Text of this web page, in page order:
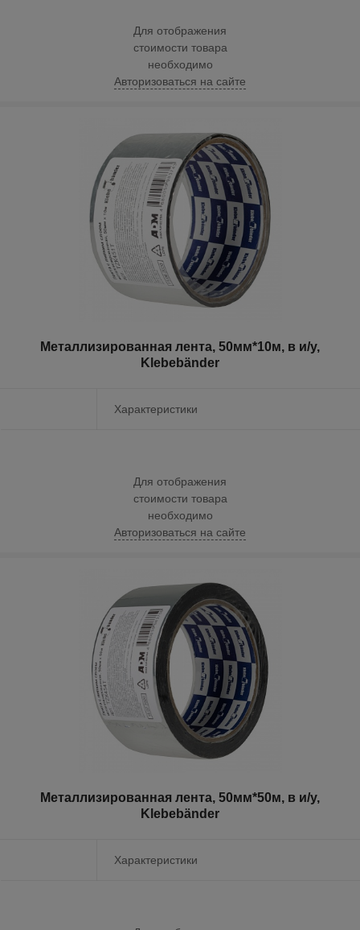
Для отображения
стоимости товара
необходимо
Авторизоваться на сайте
Металлизированная лента, 50мм*10м, в и/у,
Klebebänder
Характеристики
Для отображения
стоимости товара
необходимо
Авторизоваться на сайте
Металлизированная лента, 50мм*50м, в и/у,
Klebebänder
Характеристики